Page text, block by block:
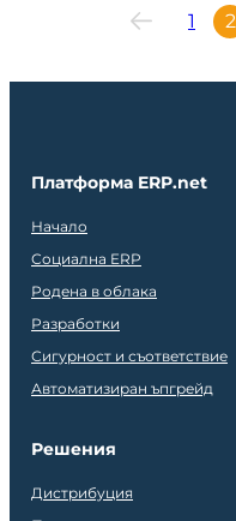
1 2
Платформа ERP.net
Начало
Социална ERP
Родена в облака
Разработки
Сигурност и съответствие
Автоматизиран ъпгрейд
Решения
Дистрибуция